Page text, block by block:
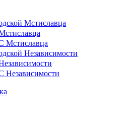
Мстиславца
Мстиславца
Независимости
Независимости